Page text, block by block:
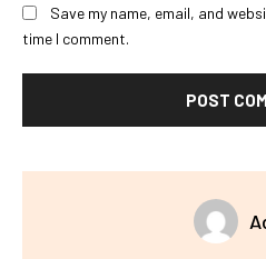
Save my name, email, and
time I comment.